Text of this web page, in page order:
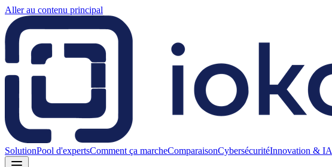
Aller au contenu principal
SolutionPool d'expertsComment ça marcheComparaisonCybersécuritéInnovation & IA